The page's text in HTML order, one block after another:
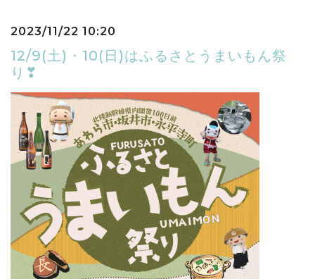
2023/11/22 10:20
12/9(土)・10(日)はふるさとうまいもん祭
り❣